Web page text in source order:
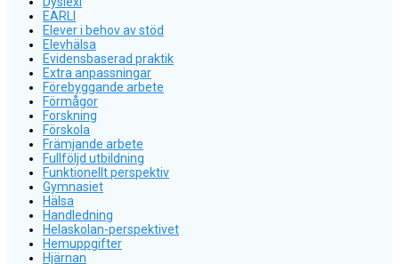
EARLI
Elever i behov av stöd
Elevhälsa
Evidensbaserad praktik
Extra anpassningar
Förebyggande arbete
Förmågor
Forskning
Förskola
Främjande arbete
Fullföljd utbildning
Funktionellt perspektiv
Gymnasiet
Hälsa
Handledning
Helaskolan-perspektivet
Hemuppgifter
Hjärnan